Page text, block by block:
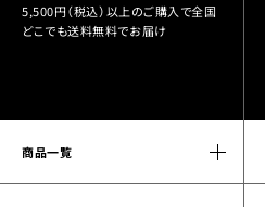
5,500円（税込）以上のご購入で全国
どこでも送料無料でお届け
商品一覧